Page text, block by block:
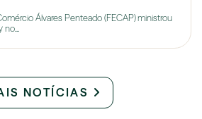
Álvares Penteado (FECAP) ministrou
NOTÍCIAS